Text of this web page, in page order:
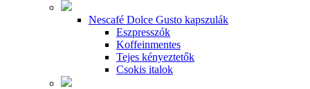
Nescafé Dolce Gusto kapszulák
Eszpresszók
Koffeinmentes
Tejes kényeztetők
Csokis italok